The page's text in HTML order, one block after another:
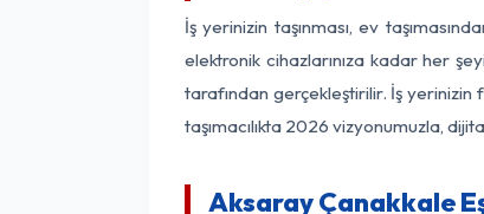
İş yerinizin taşınması, ev
elektronik cihazlarınıza kadar her
tarafından gerçekleştirilir. İş
taşımacılıkta 2026 vizyonumuzla,
Aksaray Çanakkale